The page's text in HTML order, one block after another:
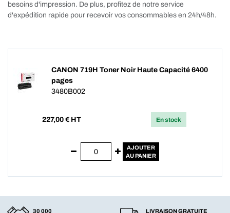
besoins d'impression. De plus, profitez de notre service
d'expédition rapide pour recevoir vos consommables en 24h/48h.
CANON 719H Toner Noir Haute Capacité 6400
pages
3480B002
227,00 € HT En stock
AJOUTER
AU PANIER
30 000
LIVRAISON GRATUITE